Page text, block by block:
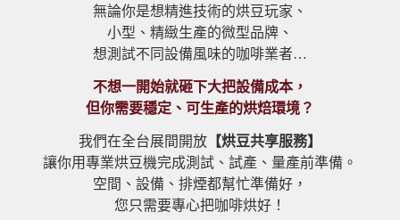
無論你是想精進技術的烘豆玩家、
小型、精緻生產的微型品牌、
想測試不同設備風味的咖啡業者…
不想一開始就砸下大把設備成本，
但你需要穩定、可生產的烘焙環境？
我們在全台展間開放 【烘豆共享服務】
讓你用專業烘豆機完成測試、試產、量產前準備。
空間、設備、排煙都幫忙準備好，
您只需要專心把咖啡烘好！